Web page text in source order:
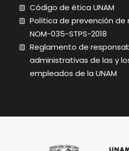
Código de ética UNAM
Política de prevención de
NOM-035-STPS-2018
Reglamento de
administrativas de las y
empleados de la UNAM